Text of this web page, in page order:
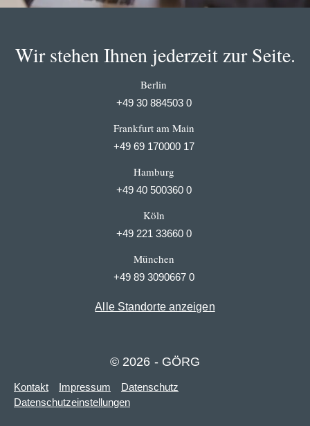
Wir stehen Ihnen jederzeit zur Seite.
Berlin
+49 30 884503 0
Frankfurt am Main
+49 69 170000 17
Hamburg
+49 40 500360 0
Köln
+49 221 33660 0
München
+49 89 3090667 0
Alle Standorte anzeigen
© 2026 - GÖRG
Kontakt Impressum
Datenschutz
Datenschutzeinstellungen